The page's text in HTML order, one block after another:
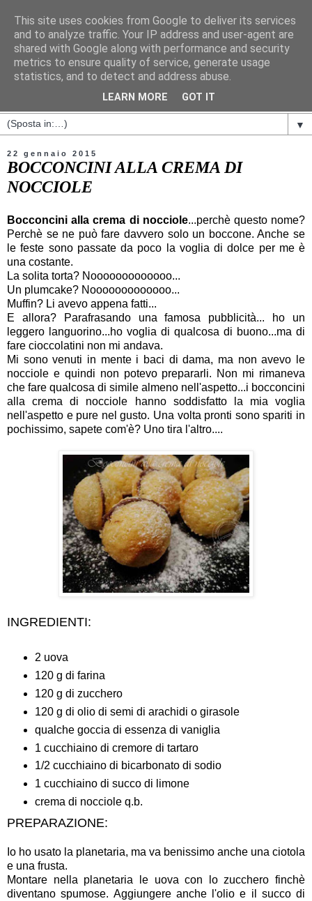
▼
22 gennaio 2015
BOCCONCINI ALLA CREMA DI
NOCCIOLE
Bocconcini alla crema di nocciole...perchè questo nome?
Perchè se ne può fare davvero solo un boccone. Anche se
le feste sono passate da poco la voglia di dolce per me è
una costante.
La solita torta? Nooooooooooooo...
Un plumcake? Nooooooooooooo...
Muffin? Li avevo appena fatti...
E allora? Parafrasando una famosa pubblicità... ho un
leggero languorino...ho voglia di qualcosa di buono...ma di
fare cioccolatini non mi andava.
Mi sono venuti in mente i baci di dama, ma non avevo le
nocciole e quindi non potevo prepararli. Non mi rimaneva
che fare qualcosa di simile almeno nell'aspetto...i bocconcini
alla crema di nocciole hanno soddisfatto la mia voglia
nell'aspetto e pure nel gusto. Una volta pronti sono spariti in
pochissimo, sapete com'è? Uno tira l'altro....
INGREDIENTI:
2 uova
120 g di farina
120 g di zucchero
120 g di olio di semi di arachidi o girasole
qualche goccia di essenza di vaniglia
1 cucchiaino di cremore di tartaro
1/2 cucchiaino di bicarbonato di sodio
1 cucchiaino di succo di limone
crema di nocciole q.b.
PREPARAZIONE:
Io ho usato la planetaria, ma va benissimo anche una ciotola
e una frusta.
Montare nella planetaria le uova con lo zucchero finchè
diventano spumose. Aggiungere anche l'olio e il succo di
This site uses cookies from Google to deliver its services
and to analyze traffic. Your IP address and user-agent are
shared with Google along with performance and security
metrics to ensure quality of service, generate usage
statistics, and to detect and address abuse.
LEARN MORE GOT IT